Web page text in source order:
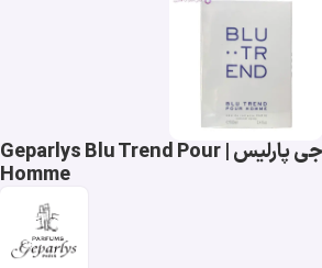
ادکلن بلو ترند جی پارلیس | Geparlys Blu Trend Pour
Homme